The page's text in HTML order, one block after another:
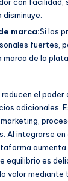
marca:Si los
fuertes,
marca de la
el poder
adicionales.
Al integrarse
aumenta
equilibrio es
valor mediante